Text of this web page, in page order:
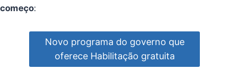
começo:
Novo programa do governo que
oferece Habilitação gratuita